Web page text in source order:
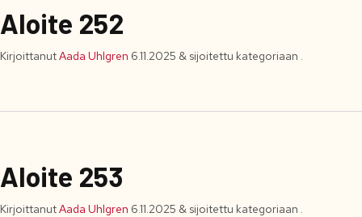
Aloite 252
KirjoittanutAada Uhlgren 6.11.2025 & sijoitettu kategoriaan .
Aloite 253
KirjoittanutAada Uhlgren 6.11.2025 & sijoitettu kategoriaan .